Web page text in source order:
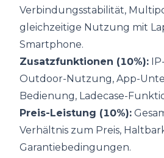
Verbindungsstabilität,
gleichzeitige Nutzung mit
Smartphone.
Zusatzfunktionen (10%):
Outdoor-Nutzung, App-
Bedienung, Ladecase-
Preis-Leistung (10%):
Verhältnis zum Preis,
Garantiebedingungen.